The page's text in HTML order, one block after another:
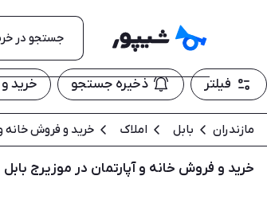
فیلتر ذخیره جستجو خرید
مازندران بابل املاک خرید و فروش خانه
خرید و فروش خانه و آپارتمان در موزیرج بابل